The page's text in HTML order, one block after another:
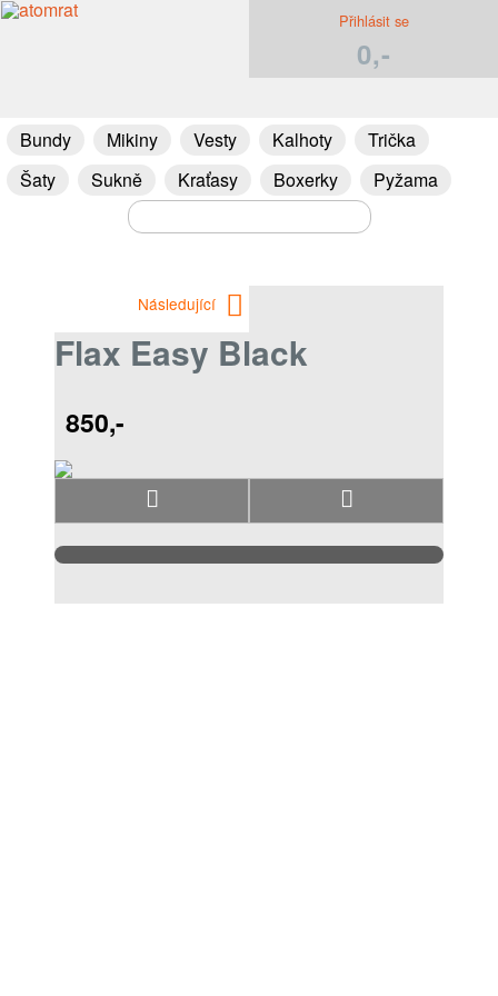
Přihlásit se
0,-
Bundy Mikiny Vesty Kalhoty
Trička
Šaty
Sukně Kraťasy Boxerky Pyžama
Následující
Flax Easy Black
850,-